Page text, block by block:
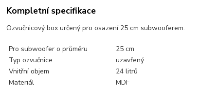
Kompletní specifikace
Ozvučnicový box určený pro osazení 25 cm subwooferem.
Pro subwoofer o průměru
25 cm
Typ ozvučnice
uzavřený
Vnitřní objem
24 litrů
Materiál
MDF